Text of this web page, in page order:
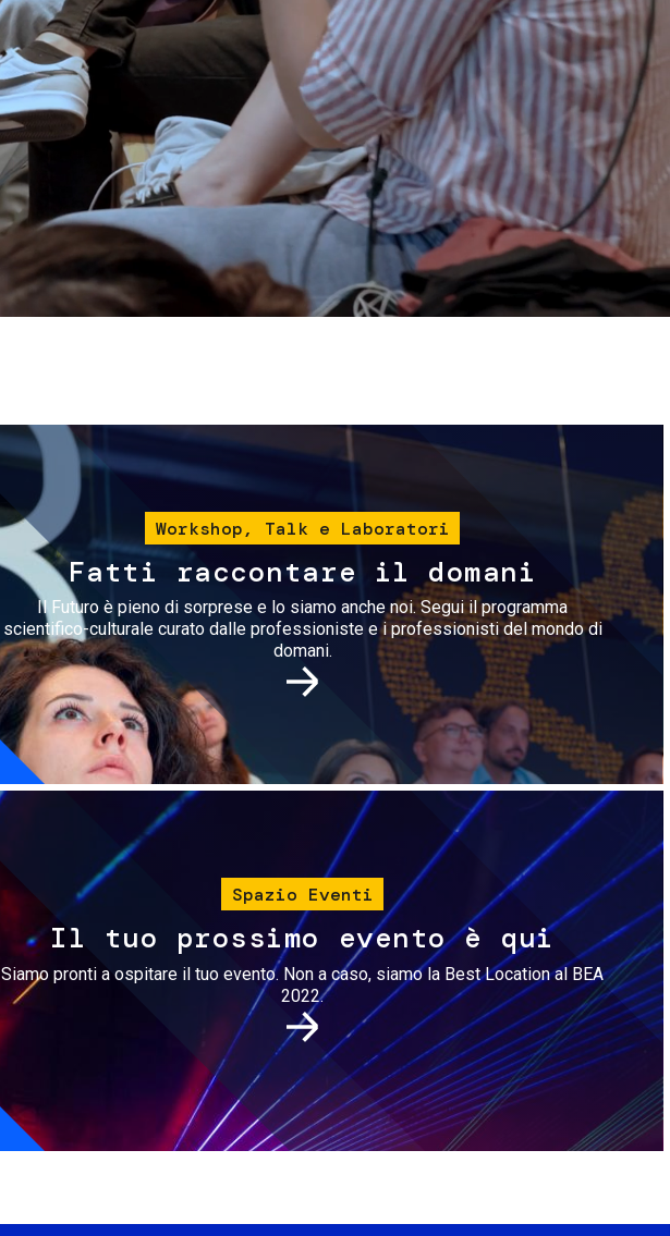
Servizi e accessibilità
Contatti
Biglietti
Immagine
Workshop, Talk e Laboratori
Fatti raccontare il domani
Il Futuro è pieno di sorprese e lo siamo anche noi. Segui il programma
scientifico-culturale curato dalle professioniste e i professionisti del mondo di
domani.
Immagine
Spazio Eventi
Il tuo prossimo evento è qui
Siamo pronti a ospitare il tuo evento. Non a caso, siamo la Best Location al BEA
2022.